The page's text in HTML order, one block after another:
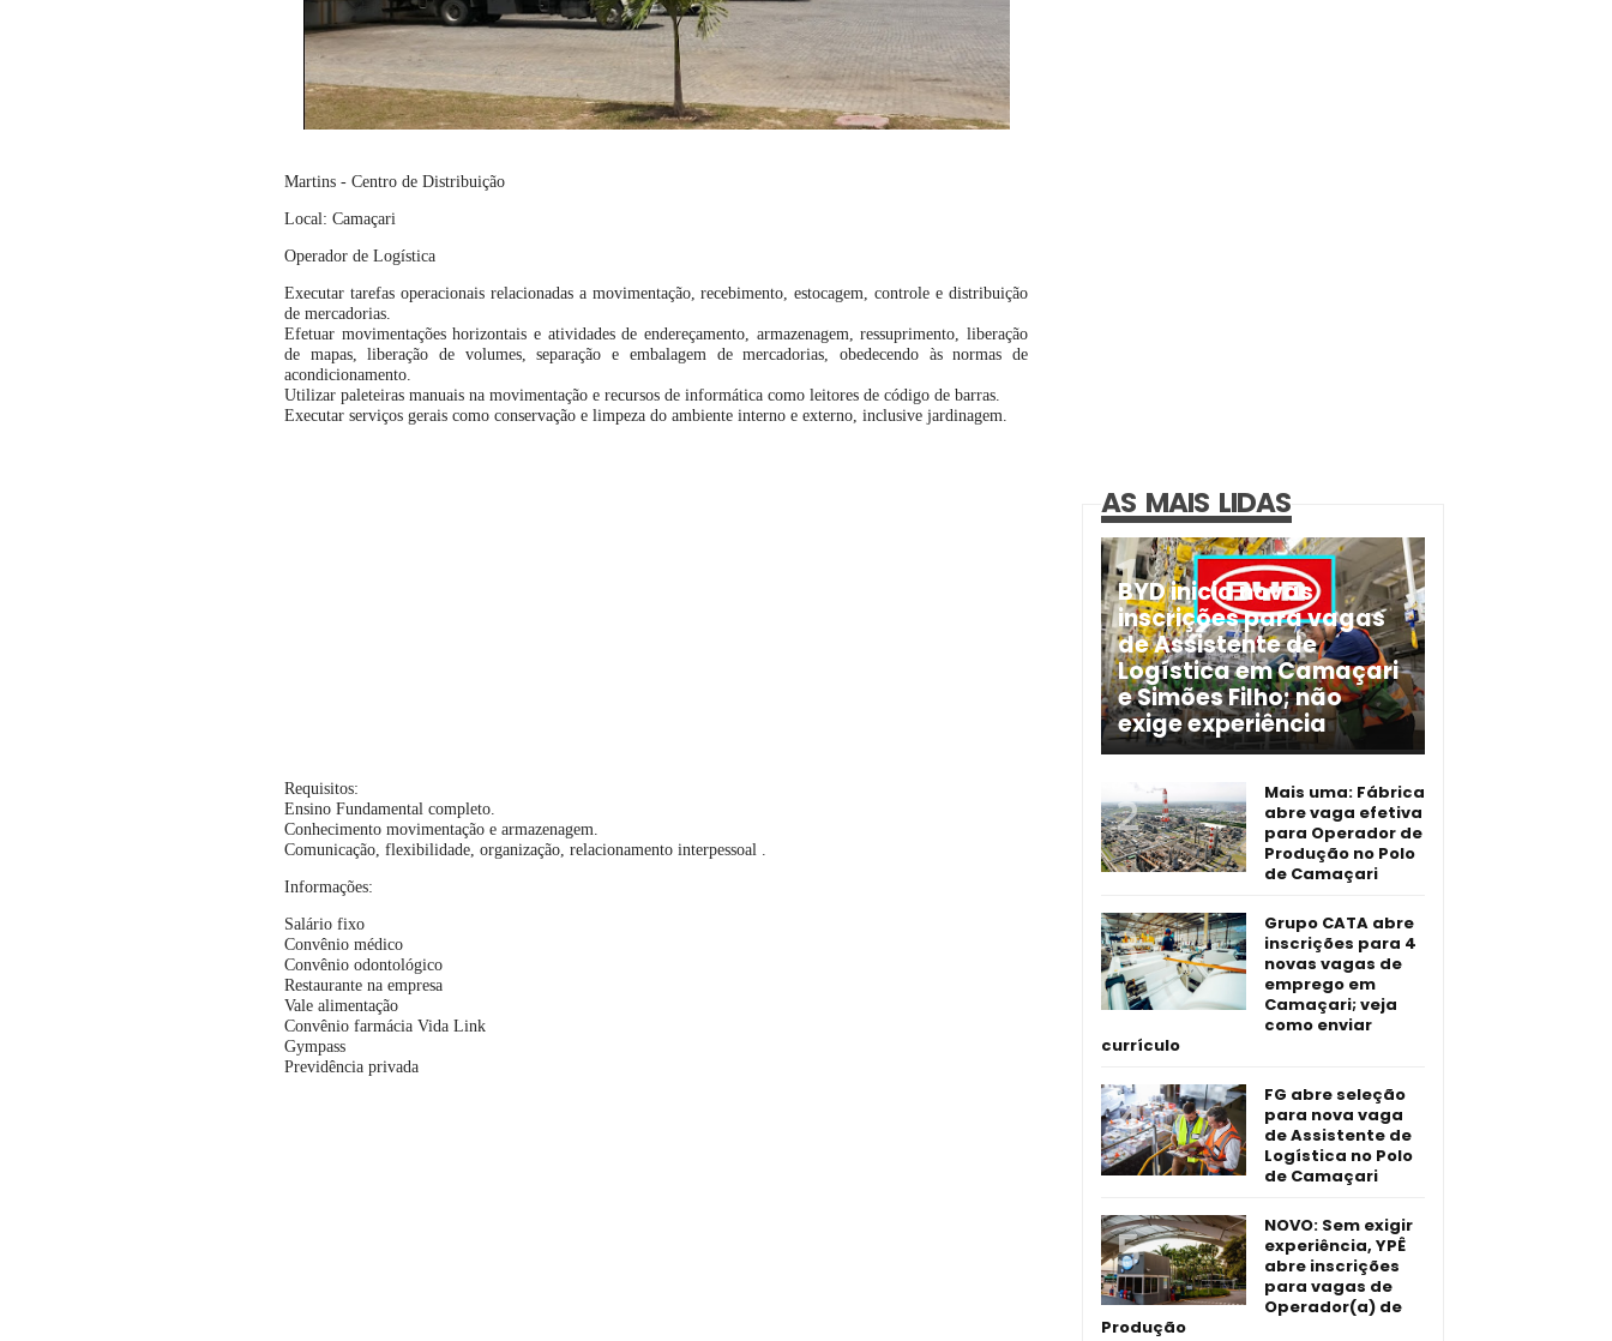
Martins - Centro de Distribuição
Local: Camaçari
Operador de Logística
Executar tarefas operacionais relacionadas a movimentação, recebimento, estocagem, controle e distribuição
de mercadorias.
Efetuar movimentações horizontais e atividades de endereçamento, armazenagem, ressuprimento, liberação
de mapas, liberação de volumes, separação e embalagem de mercadorias, obedecendo às normas de
acondicionamento.
Utilizar paleteiras manuais na movimentação e recursos de informática como leitores de código de barras.
Executar serviços gerais como conservação e limpeza do ambiente interno e externo, inclusive jardinagem.
Requisitos:
Ensino Fundamental completo.
Conhecimento movimentação e armazenagem.
Comunicação, flexibilidade, organização, relacionamento interpessoal .
Informações:
Salário fixo
Convênio médico
Convênio odontológico
Restaurante na empresa
Vale alimentação
Convênio farmácia Vida Link
Gympass
Previdência privada
AS MAIS LIDAS
BYD inicia novas
inscrições para vagas
de Assistente de
Logística em Camaçari
e Simões Filho; não
exige experiência
Mais uma: Fábrica
abre vaga efetiva
para Operador de
Produção no Polo
de Camaçari
Grupo CATA abre
inscrições para 4
novas vagas de
emprego em
Camaçari; veja
como enviar
currículo
FG abre seleção
para nova vaga
de Assistente de
Logística no Polo
de Camaçari
NOVO: Sem exigir
experiência, YPÊ
abre inscrições
para vagas de
Operador(a) de
Produção